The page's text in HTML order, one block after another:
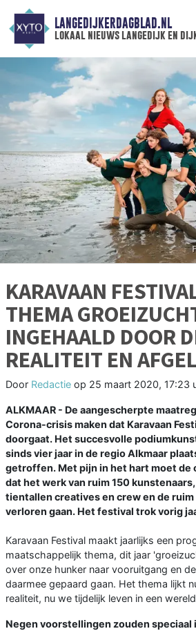
LANGEDIJKERDAGBLAD.NL
lokaal nieuws langedijk en
KARAVAAN
THEMA
INGEHAALD DOOR
REALITEIT EN
Door Redactie op 25 maart 2020, 17:23
ALKMAAR - De aangescherpte
Corona-crisis maken dat Karavaan
doorgaat. Het succesvolle
sinds vier jaar in de regio Alkmaar
getroffen. Met pijn in het hart moet de
dat het werk van ruim 150
tientallen creatives en crew en de
verloren gaan. Het festival trok vorig
Karavaan Festival maakt jaarlijks een
maatschappelijk thema, dit jaar
over onze hunker naar vooruitgang en
daarmee gepaard gaan. Het thema lijkt
realiteit, nu we tijdelijk leven in een
Negen voorstellingen zouden speciaal